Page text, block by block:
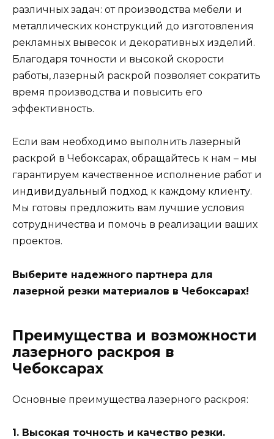
различных задач: от производства мебели и
металлических конструкций до изготовления
рекламных вывесок и декоративных изделий.
Благодаря точности и высокой скорости
работы, лазерный раскрой позволяет сократить
время производства и повысить его
эффективность.
Если вам необходимо выполнить лазерный
раскрой в Чебоксарах, обращайтесь к нам – мы
гарантируем качественное исполнение работ и
индивидуальный подход к каждому клиенту.
Мы готовы предложить вам лучшие условия
сотрудничества и помочь в реализации ваших
проектов.
Выберите надежного партнера для
лазерной резки материалов в Чебоксарах!
Преимущества и возможности
лазерного раскроя в
Чебоксарах
Основные преимущества лазерного раскроя:
1. Высокая точность и качество резки.